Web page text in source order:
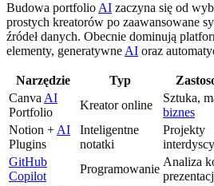
Budowa portfolio AI zaczyna się od
prostych kreatorów po zaawansowane
źródeł danych. Obecnie dominują
elementy, generatywne AI oraz
Narzędzie Typ
Canva AI
Portfolio
Kreator online
Sztuka,
biznes
Notion + AI
Plugins
Inteligentne
notatki
Projekty
GitHub
Copilot
Programowanie
Analiza